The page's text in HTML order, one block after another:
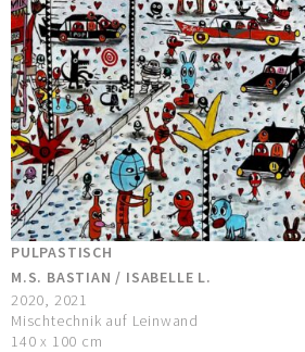
PULPASTISCH
M.S. BASTIAN / ISABELLE L.
2020, 2021
Mischtechnik auf Leinwand
140 x 100 cm